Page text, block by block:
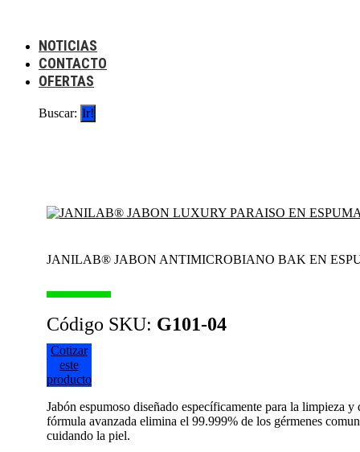
NOTICIAS
CONTACTO
OFERTAS
Buscar:
JANILAB® JABON ANTIMICROBIANO BAK EN
Código SKU: G101-04
Cotizar
este
producto
Jabón espumoso diseñado específicamente para la limpieza
fórmula avanzada elimina el 99.999% de los gérmenes
cuidando la piel.